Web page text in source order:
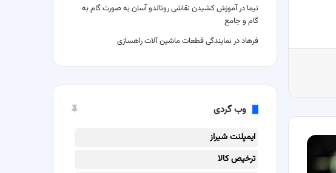
نیما درآموزش کشیدن نقاشی رونالدو آسان به صورت گام به
گام و جامع
فرهاددر نمایندگی قطعات ماشین آلات راهسازی
وب گردی
ایمپلنت شیراز
ترخیص کالا